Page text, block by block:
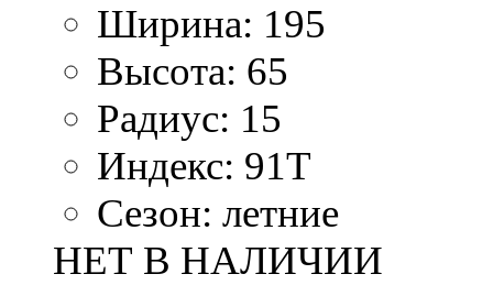
Ширина: 195
Высота: 65
Радиус: 15
Индекс: 91T
Сезон: летние
НЕТ В НАЛИЧИИ